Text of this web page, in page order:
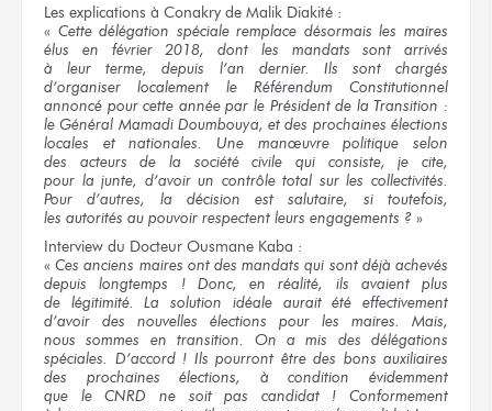
Les explications à Conakry de Malik Diakité :
« Cette délégation spéciale remplace désormaisles maires
élus en février2018, dont les mandats
sont arrivés
à leur terme, depuis l’an dernier. Ils sontchargés
d’organiser localement le Référendum Constitutionnel
annoncé pour cette annéepar le Président de la Transition :
le Général Mamadi Doumbouya,et des prochaines élections
locales et nationales. Une manœuvrepolitique selon
des acteurs
de la sociétécivilequi consiste,
je cite,
pour la junte, d’avoirun contrôletotal sur les collectivités.
Pour d’autres, la décision est salutaire, si toutefois,
les autorités au pouvoir respectent leurs engagements ? »
Interview du Docteur Ousmane Kaba :
«Ces anciens maires ontdes mandats qui sont déjà achevés
depuis longtemps !Donc, en réalité, ils avaientplus
de légitimité.
La solution idéale aurait été effectivement
d’avoir des nouvelles élections pour les maires.
Mais,
nous sommes
en transition. On a mis des délégations
spéciales. D’accord ! Ils pourront être des bons auxiliaires
des prochaines élections, à condition évidemment
que le CNRD
ne soit pas candidat ! Conformement